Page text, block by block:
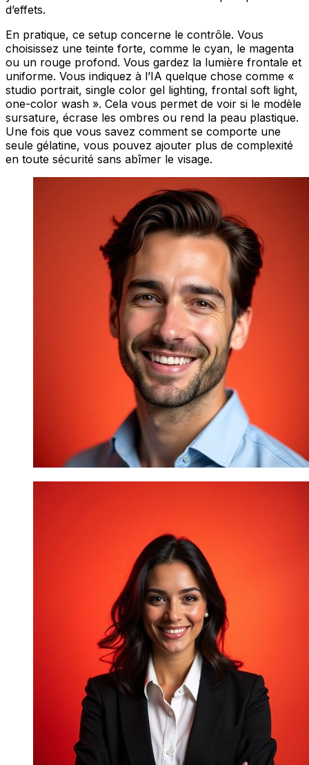
d’effets.
En pratique, ce setup concerne le contrôle. Vous
choisissez une teinte forte, comme le cyan, le magenta
ou un rouge profond. Vous gardez la lumière frontale et
uniforme. Vous indiquez à l’IA quelque chose comme «
studio portrait, single color gel lighting, frontal soft light,
one-color wash ». Cela vous permet de voir si le modèle
sursature, écrase les ombres ou rend la peau plastique.
Une fois que vous savez comment se comporte une
seule gélatine, vous pouvez ajouter plus de complexité
en toute sécurité sans abîmer le visage.